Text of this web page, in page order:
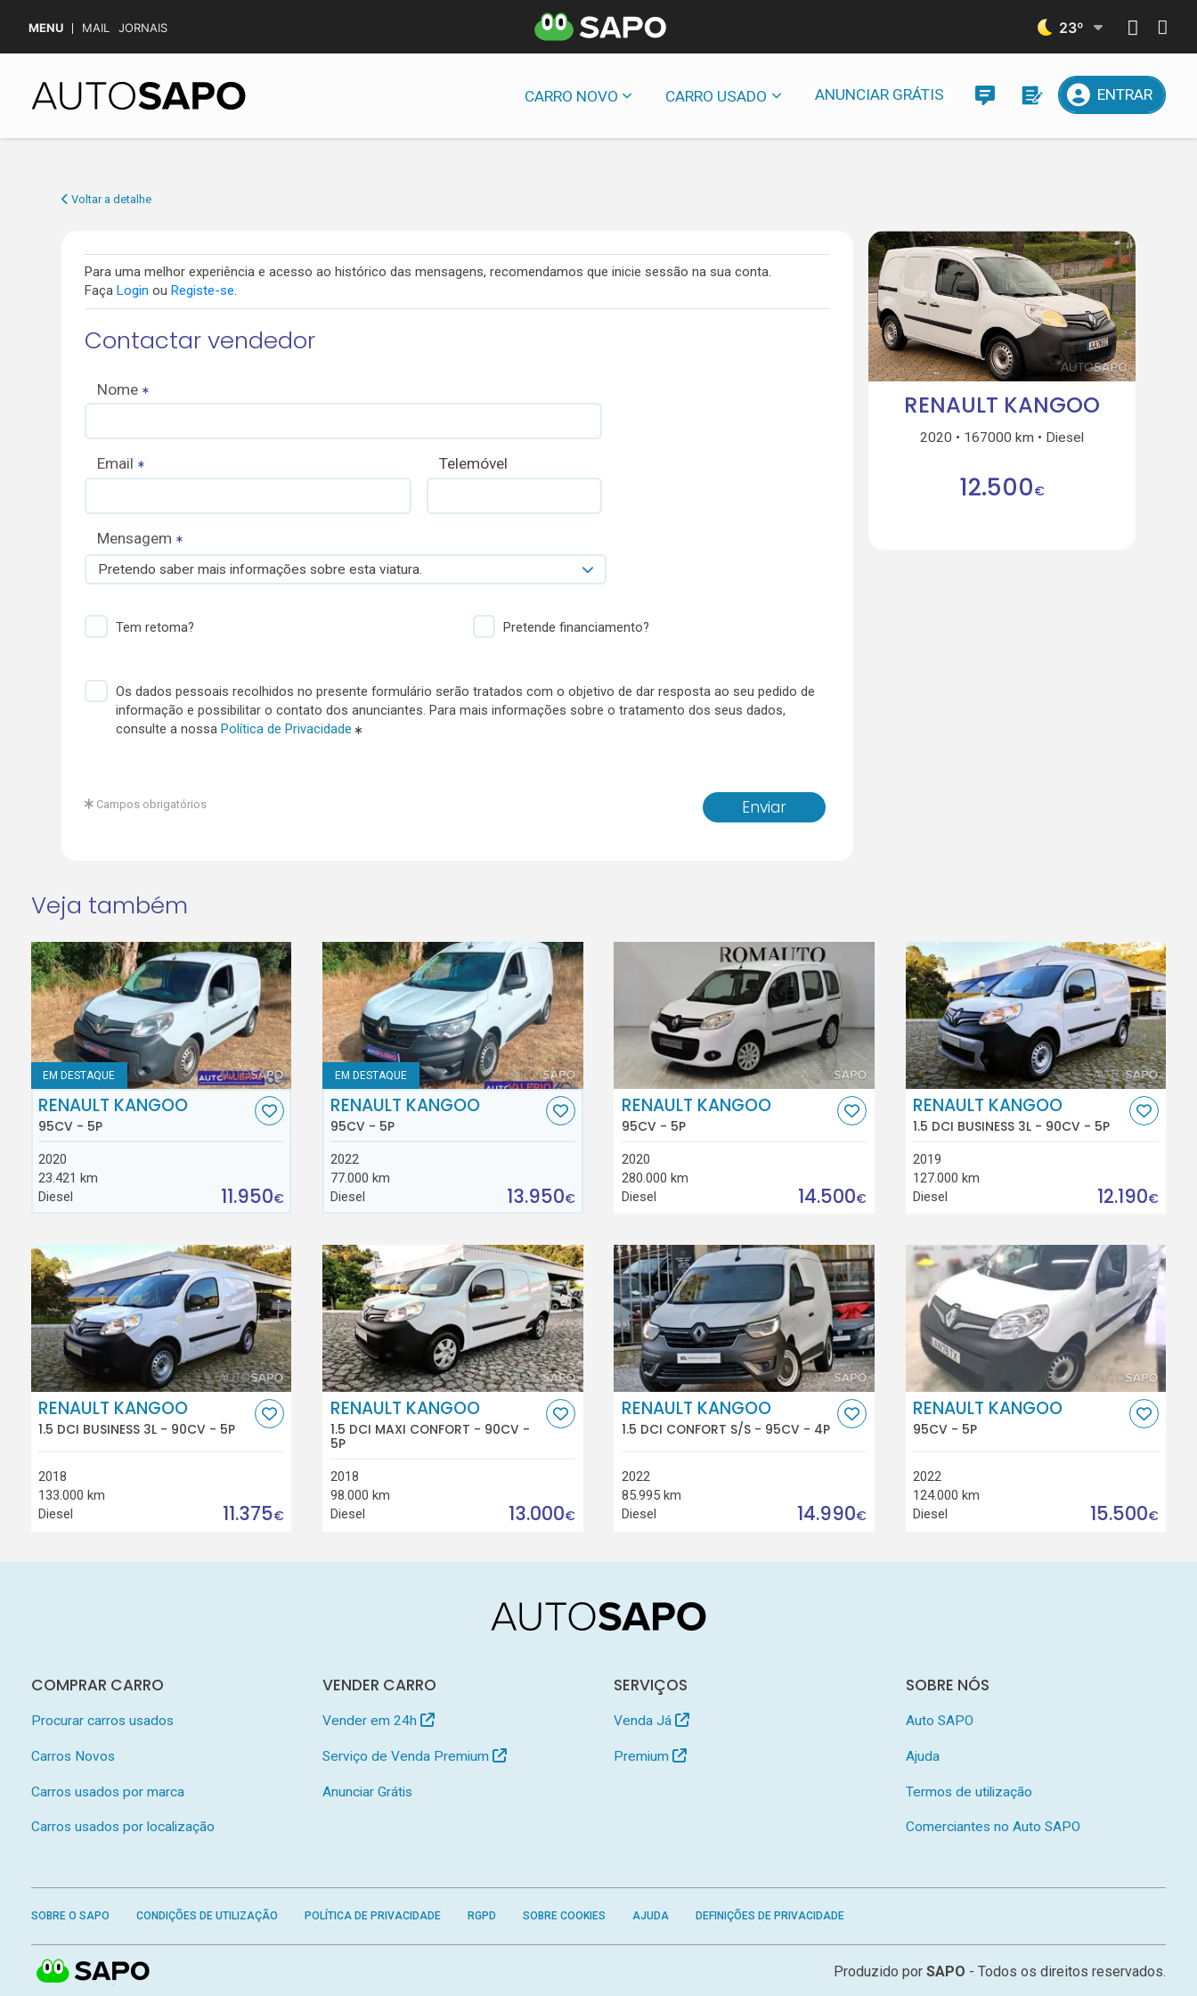
MENU MAIL JORNAIS 23º
CARRO NOVO CARRO USADO ANUNCIAR GRÁTIS ENTRAR
Voltar a detalhe
Para uma melhor experiência e acesso ao histórico das mensagens, recomendamos que inicie sessão na sua conta.
Faça Login ou Registe-se.
Contactar vendedor
Nome
Email Telemóvel
Mensagem
Pretendo saber mais informações sobre esta viatura.
Tem retoma? Pretende financiamento?
Os dados pessoais recolhidos no presente formulário serão tratados com o objetivo de dar resposta ao seu pedido de
informação e possibilitar o contato dos anunciantes. Para mais informações sobre o tratamento dos seus dados,
consulte a nossa Política de Privacidade
Enviar
Campos obrigatórios
RENAULT KANGOO
2020 167000 km Diesel
12.500€
Veja também
EM DESTAQUE
RENAULT KANGOO
95CV - 5P
2020
23.421 km
Diesel
11.950€
EM DESTAQUE
RENAULT KANGOO
95CV - 5P
2022
77.000 km
Diesel
13.950€
RENAULT KANGOO
95CV - 5P
2020
280.000 km
Diesel
14.500€
RENAULT KANGOO
1.5 DCI BUSINESS 3L - 90CV - 5P
2019
127.000 km
Diesel
12.190€
RENAULT KANGOO
1.5 DCI BUSINESS 3L - 90CV - 5P
2018
133.000 km
Diesel
11.375€
RENAULT KANGOO
1.5 DCI MAXI CONFORT - 90CV -
5P
2018
98.000 km
Diesel
13.000€
RENAULT KANGOO
1.5 DCI CONFORT S/S - 95CV - 4P
2022
85.995 km
Diesel
14.990€
RENAULT KANGOO
95CV - 5P
2022
124.000 km
Diesel
15.500€
COMPRAR CARRO
Procurar carros usados
Carros Novos
Carros usados por marca
Carros usados por localização
VENDER CARRO
Vender em 24h
Serviço de Venda Premium
Anunciar Grátis
SERVIÇOS
Venda Já
Premium
SOBRE NÓS
Auto SAPO
Ajuda
Termos de utilização
Comerciantes no Auto SAPO
SOBRE O SAPO CONDIÇÕES DE UTILIZAÇÃO POLÍTICA DE PRIVACIDADE RGPD SOBRE COOKIES AJUDA DEFINIÇÕES DE PRIVACIDADE
Produzido porSAPO - Todos os direitos reservados.